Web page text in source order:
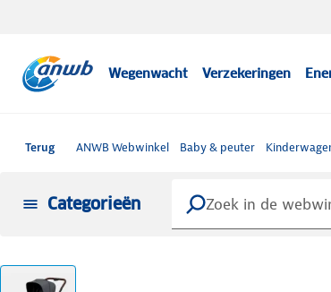
Wegenwacht Verzekeringen
Terug ANWB Webwinkel Baby & peuter
Categorieën